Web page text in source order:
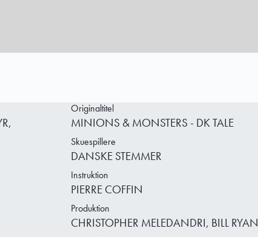
Originaltitel
MINIONS & MONSTERS - DK TALE
Skuespillere
DANSKE STEMMER
Instruktion
PIERRE COFFIN
Produktion
CHRISTOPHER MELEDANDRI, BILL RYAN